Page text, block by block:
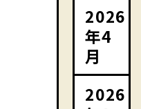
2026
年4
月
2026